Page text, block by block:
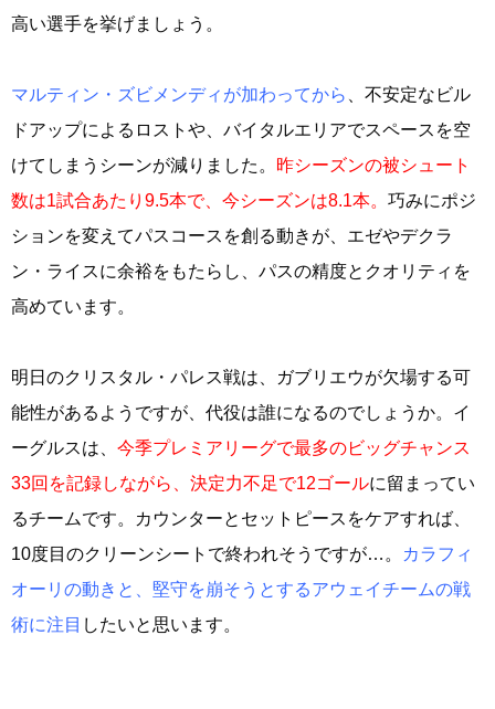
高い選手を挙げましょう。
マルティン・ズビメンディが加わってから
、不安定なビル
ドアップによるロストや、バイタルエリアでスペースを空
けてしまうシーンが減りました。 昨シーズンの被シュート
数は1試合あたり9.5本で、今シーズンは8.1本。 巧みにポジ
ションを変えてパスコースを創る動きが、エゼやデクラ
ン・ライスに余裕をもたらし、パスの精度とクオリティを
高めています。
明日のクリスタル・パレス戦は、ガブリエウが欠場する可
能性があるようですが、代役は誰になるのでしょうか。イ
ーグルスは、 今季プレミアリーグで最多のビッグチャンス
33回を記録しながら、決定力不足で12ゴールに留まってい
るチームです。カウンターとセットピースをケアすれば、
10度目のクリーンシートで終われそうですが…。
カラフィ
オーリの動きと、堅守を崩そうとするアウェイチームの戦
術に注目 したいと思います。